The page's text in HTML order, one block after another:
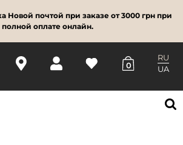
Новой почтой при заказе от 3000 грн при
полной оплате онлайн.
0
RU
UA